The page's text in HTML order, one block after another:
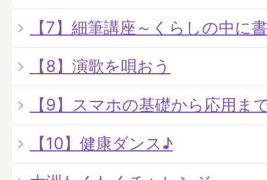
【7】細筆講座～くらしの中に
【8】演歌を唄おう
【9】スマホの基礎から応用ま
【10】健康ダンス♪